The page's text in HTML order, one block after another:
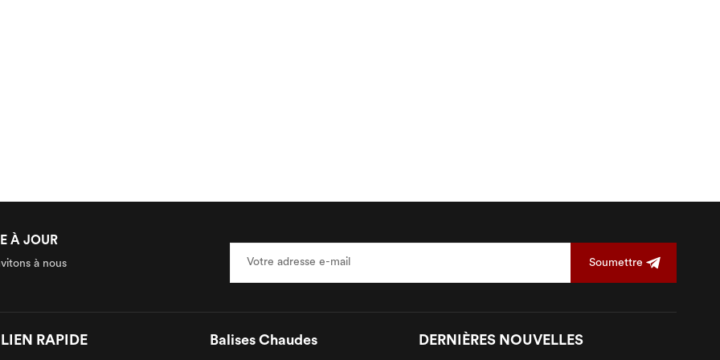
À JOUR
à nous
Soumettre
LIEN RAPIDE Balises Chaudes DERNIÈRES NOUVELLES